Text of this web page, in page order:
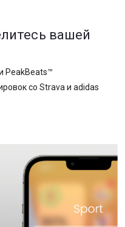
вашей
PeakBeats™
со Strava и adidas